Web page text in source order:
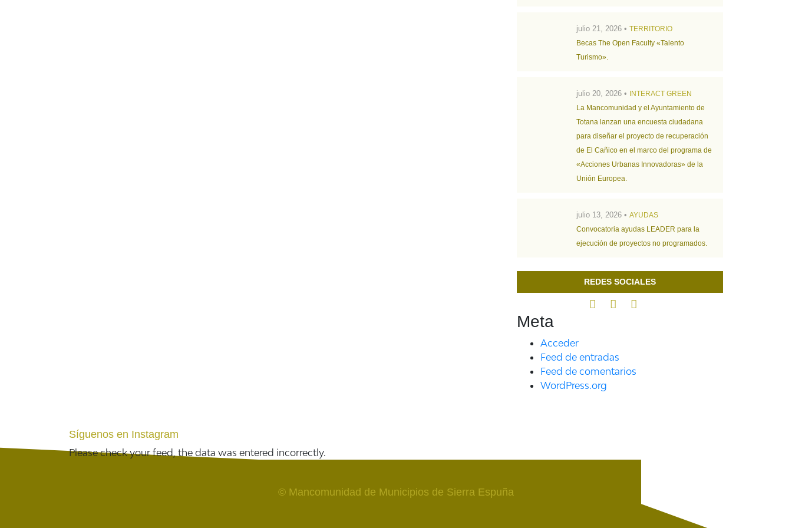
julio 21, 2026 • TERRITORIO
Becas The Open Faculty «Talento
Turismo».
julio 20, 2026 •
INTERACT GREEN
La Mancomunidad y el Ayuntamiento de
Totana lanzan una encuesta ciudadana
para diseñar el proyecto de recuperación
de El Cañico en el marco del programa de
«Acciones Urbanas Innovadoras» de la
Unión Europea.
julio 13, 2026 • AYUDAS
Convocatoria ayudas LEADER para la
ejecución de proyectos no programados.
REDES SOCIALES
Meta
Acceder
Feed de entradas
Feed de comentarios
WordPress.org
Síguenos en Instagram
Please check your feed, the data was entered incorrectly.
© Mancomunidad de Municipios de Sierra Espuña